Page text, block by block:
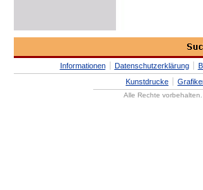
Informationen Datenschutzerklärung
Kunstdrucke
Alle Rechte